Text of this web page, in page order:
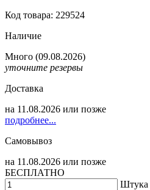
Код товара: 229524
Наличие
Много (09.08.2026)
уточните резервы
Доставка
на 11.08.2026 или позже
подробнее...
Самовывоз
на 11.08.2026 или позже
БЕСПЛАТНО
Штука